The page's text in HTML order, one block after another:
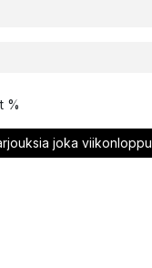
%
joka viikonloppu